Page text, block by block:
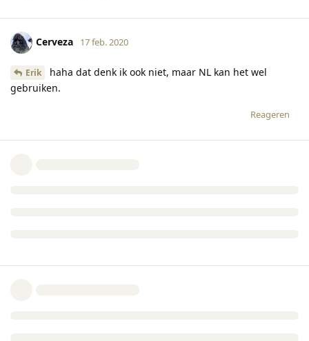
Cerveza 17 feb. 2020
Erik
haha dat denk ik ook niet, maar NL kan het wel
gebruiken.
Reageren